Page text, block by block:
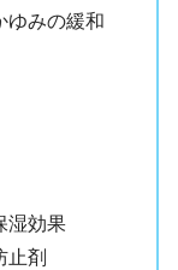
ゆみの緩和
湿効果
止剤